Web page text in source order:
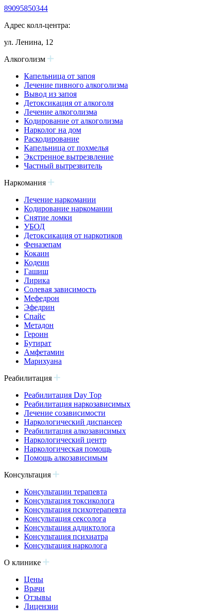
89095850344
Адрес колл-центра:
ул. Ленина, 12
Алкоголизм
Капельница от запоя
Лечение пивного алкоголизма
Вывод из запоя
Детоксикация от алкоголя
Лечение алкоголизма
Кодирование от алкоголизма
Нарколог на дом
Раскодирование
Капельница от похмелья
Экстренное вытрезвление
Частный вытрезвитель
Наркомания
Лечение наркомании
Кодирование наркомании
Снятие ломки
УБОД
Детоксикация от наркотиков
Феназепам
Кокаин
Кодеин
Гашиш
Лирика
Солевая зависимость
Мефедрон
Эфедрин
Спайс
Метадон
Героин
Бутират
Амфетамин
Марихуана
Реабилитация
Реабилитация Day Top
Реабилитация наркозависимых
Лечение созависимости
Наркологический диспансер
Реабилитация алкозависимых
Наркологический центр
Наркологическая помощь
Помощь алкозависимым
Консультация
Консультации терапевта
Консультация токсиколога
Консультация психотерапевта
Консультация сексолога
Консультация аддиктолога
Консультация психиатра
Консультация нарколога
О клинике
Цены
Врачи
Отзывы
Лицензии